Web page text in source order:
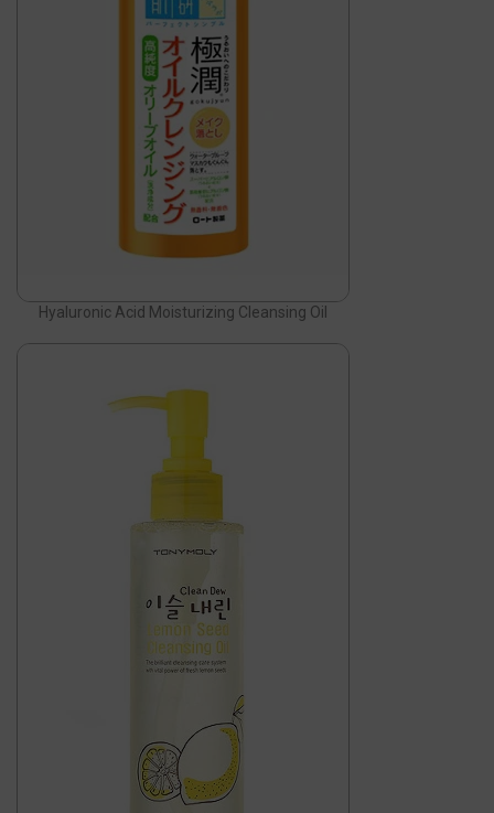
Hyaluronic Acid Moisturizing Cleansing Oil